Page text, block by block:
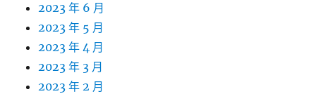
2023 年 6 月
2023 年 5 月
2023 年 4 月
2023 年 3 月
2023 年 2 月